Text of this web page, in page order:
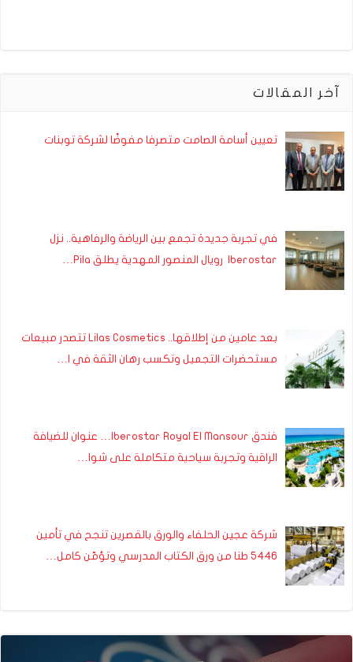
آخر المقالات
تعيين أسامة الصامت متصرفا مفوضًا لشركة توبنات
في تجربة جديدة تجمع بين الرياضة والرفاهية.. نزل
Iberostar رويال المنصور المهدية يطلق Pila…
بعد عامين من إطلاقها.. Lilas Cosmetics تتصدر مبيعات
مستحضرات التجميل وتكسب رهان الثقة في ا…
فندق Iberostar Royal El Mansour… عنوان للضيافة
الراقية وتجربة سياحية متكاملة على شوا…
شركة عجين الحلفاء والورق بالقصرين تنجح في تأمين
5446 طنا من ورق الكتاب المدرسي وتؤمّن كامل…